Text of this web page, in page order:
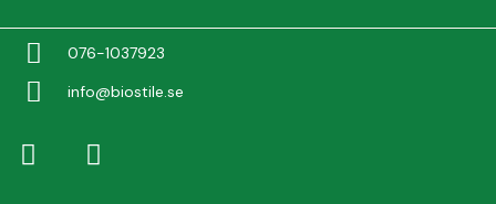
076-1037923
info@biostile.se